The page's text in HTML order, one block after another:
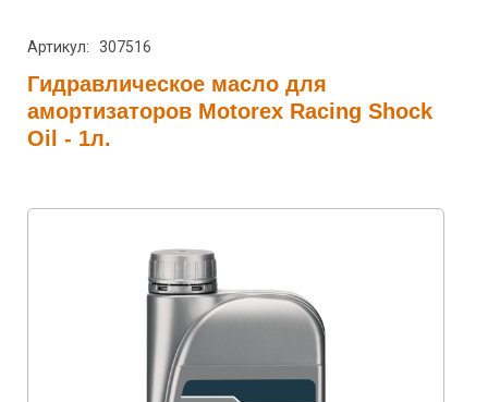
Артикул: 307516
Гидравлическое масло для
амортизаторов Motorex Racing Shock
Oil - 1л.